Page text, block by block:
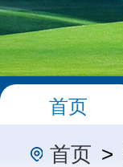
首页
首页 >